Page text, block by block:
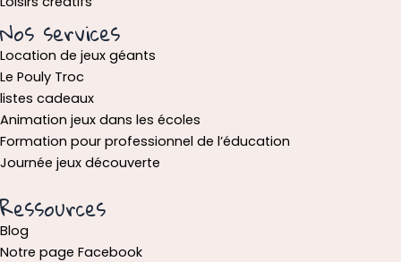
Nos services
Location de jeux géants
Le Pouly Troc
listes cadeaux
Animation jeux dans les écoles
Formation pour professionnel de l’éducation
Journée jeux découverte
Ressources
Blog
Notre page Facebook